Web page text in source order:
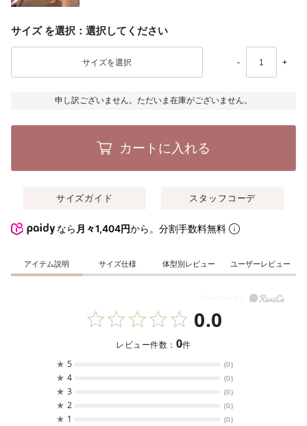
サイズ 選択してください
- +
申し訳ございません。ただいま在庫がございません。
カートに入れる
サイズガイド スタッフコーデ
なら 月々1,404円から。分割手数料無料
アイテム説明 サイズ仕様 体型別レビュー ユーザーレビュー
0.0
レビュー件数： 0件
★ 5 (0)
★ 4 (0)
★ 3 (0)
★ 2 (0)
★ 1 (0)